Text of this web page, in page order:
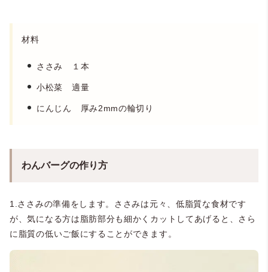
材料
ささみ １本
小松菜 適量
にんじん 厚み2mmの輪切り
わんバーグの作り方
1.ささみの準備をします。ささみは元々、低脂質な食材です
が、気になる方は脂肪部分も細かくカットしてあげると、さら
に脂質の低いご飯にすることができます。